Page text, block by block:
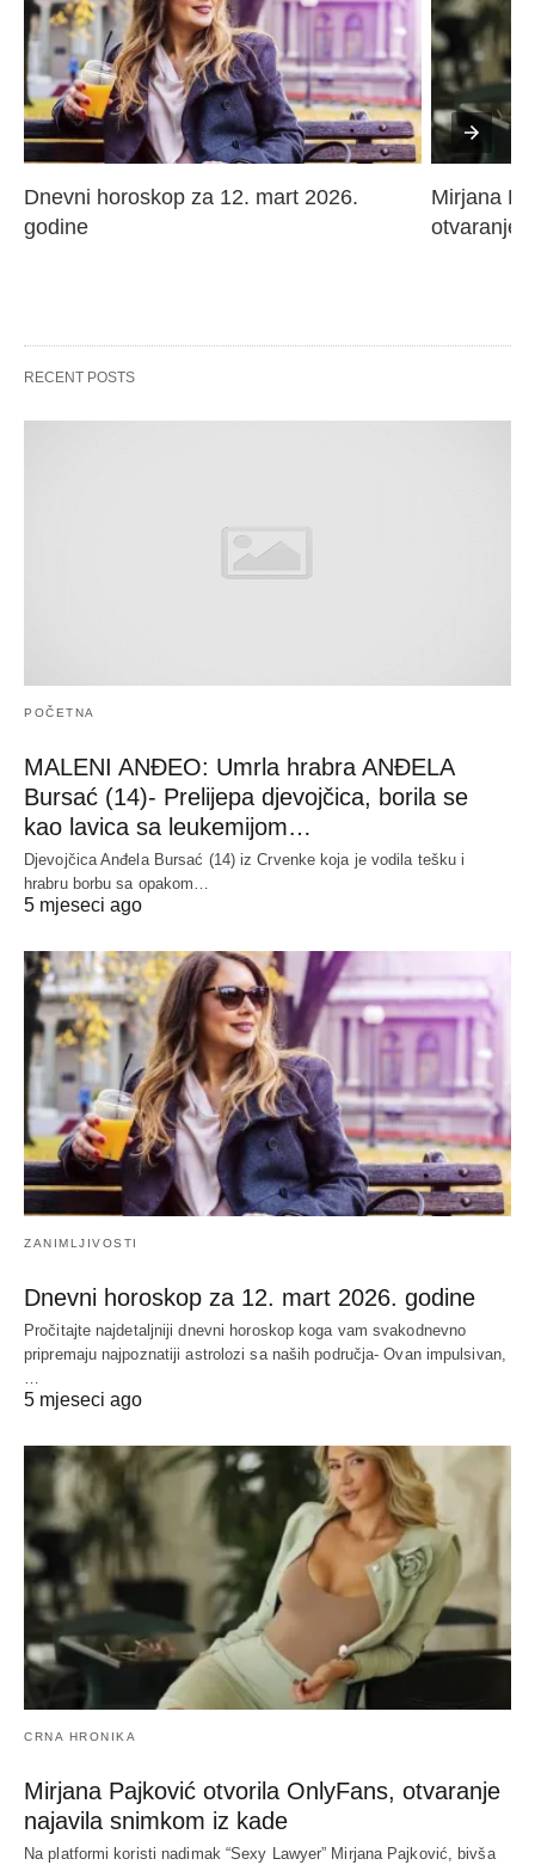
Dnevni horoskop za 12. mart 2026.
godine
Mirjana
otvaranje
RECENT POSTS
POČETNA
MALENI ANĐEO: Umrla hrabra ANĐELA
Bursać (14)- Prelijepa djevojčica, borila se
kao lavica sa leukemijom…
Djevojčica Anđela Bursać (14) iz Crvenke koja je vodila tešku i
hrabru borbu sa opakom…
5 mjeseci ago
ZANIMLJIVOSTI
Dnevni horoskop za 12. mart 2026. godine
Pročitajte najdetaljniji dnevni horoskop koga vam svakodnevno
pripremaju najpoznatiji astrolozi sa naših područja- Ovan impulsivan,
5 mjeseci ago
CRNA HRONIKA
Mirjana Pajković otvorila OnlyFans, otvaranje
najavila snimkom iz kade
Na platformi koristi nadimak “Sexy Lawyer” Mirjana Pajković, bivša